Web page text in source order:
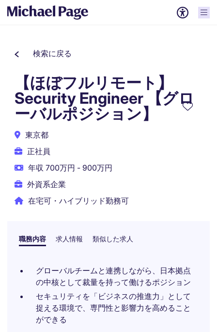
検索に戻る
【ほぼフルリモート】
Security Engineer 【グロ
ーバルポジション】
東京都
正社員
年収 700万円 - 900万円
外資系企業
在宅可・ハイブリッド勤務可
職務内容 求人情報 類似した求人
グローバルチームと連携しながら、日本拠点
の中核として裁量を持って働けるポジション
セキュリティを「ビジネスの推進力」として
捉える環境で、専門性と影響力を高めること
ができる